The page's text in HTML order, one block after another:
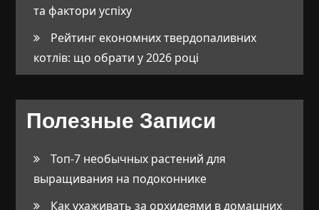
та фактори успіху
Рейтинг економних твердопаливних
котлів: що обрати у 2026 році
Полезные Записи
Топ-7 необычных растений для
выращивания на подоконнике
Как ухаживать за орхидеями в домашних